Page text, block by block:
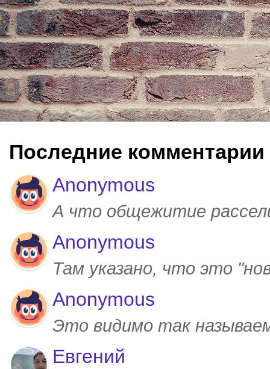
Последние комментарии
Anonymous
А что общежитие
Anonymous
Там указано, что это
Anonymous
Это видимо так
Евгений